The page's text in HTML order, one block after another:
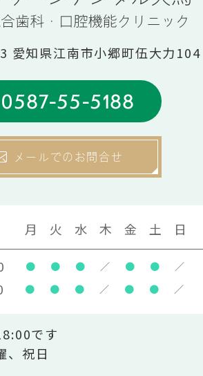
愛知県江南市小郷町伍大力104
0587-55-5188
メールでのお問合せ
月 火 水 木 金 土 日
● ● ● ／ ● ● ／
● ● ● ／ ● ● ／
です
、祝日